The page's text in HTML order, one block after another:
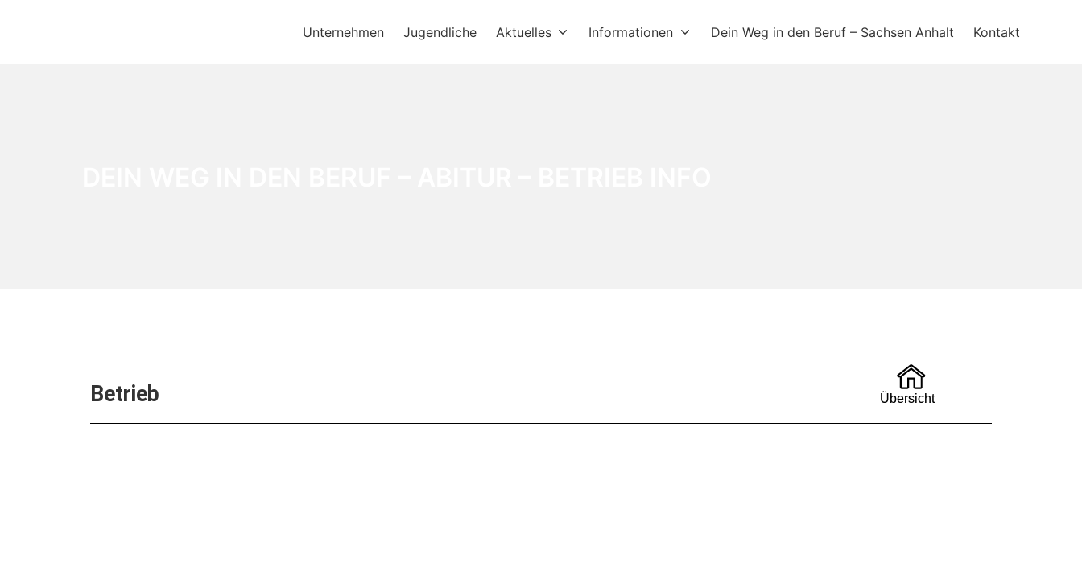
Unternehmen Jugendliche Aktuelles Informationen Dein Weg in den Beruf – Sachsen Anhalt Kontakt
Betrieb Übersicht